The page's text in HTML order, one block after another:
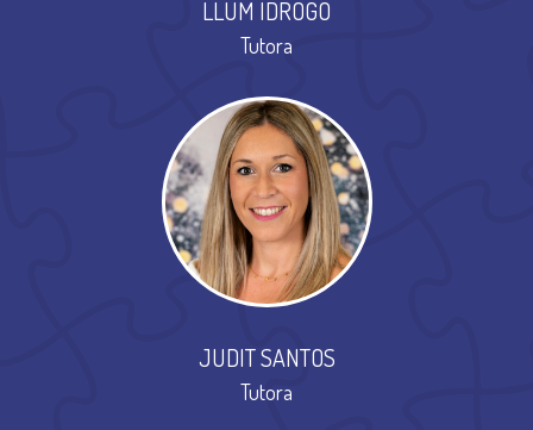
LLUM IDROGO
Tutora
JUDIT SANTOS
Tutora